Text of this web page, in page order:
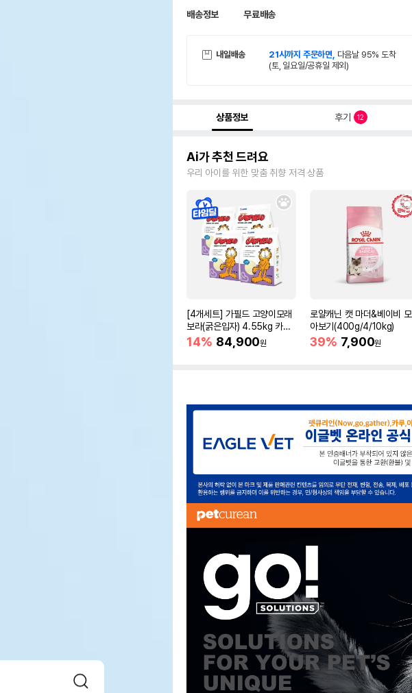
배송정보 무료배송
내일배송 21시까지 주문하면, 다음날 95% 도착
(토, 일요일/공휴일 제외)
상품정보 후기 12
Ai가 추천 드려요
우리 아이를 위한 맞춤 취향 저격 상품
[4개세트] 가필드 고양이모래
보라(굵은입자) 4.55kg 카사
바모래
14% 84,900원
로얄캐닌 캣 마더&베이비 모
아보기(400g/4/10kg)
39% 7,900원